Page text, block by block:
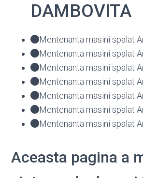
DAMBOVITA
Mentenanta masini spalat
Mentenanta masini spalat
Mentenanta masini spalat
Mentenanta masini spalat
Mentenanta masini spalat
Mentenanta masini spalat
Mentenanta masini spalat
Aceasta pagina a